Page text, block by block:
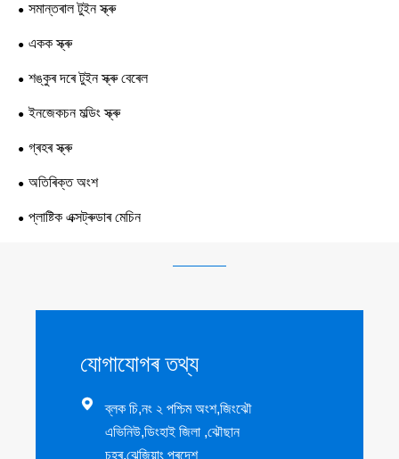
সমান্তৰাল টুইন স্ক্ৰু
একক স্ক্ৰু
শঙ্কুৰ দৰে টুইন স্ক্ৰু বেৰেল
ইনজেকচন মল্ডিং স্ক্ৰু
গ্ৰহৰ স্ক্ৰু
অতিৰিক্ত অংশ
প্লাষ্টিক এক্সট্ৰুডাৰ মেচিন
যোগাযোগৰ তথ্য

ব্লক চি,নং ২ পশ্চিম অংশ,জিংঝৌ
এভিনিউ,ডিংহাই জিলা ,ঝৌছান
চহৰ,ঝেজিয়াং প্ৰদেশ